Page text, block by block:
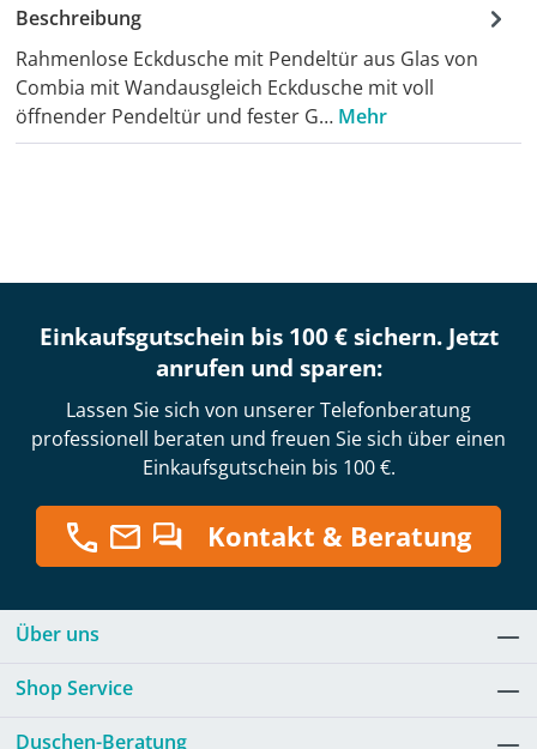
Beschreibung
Rahmenlose Eckdusche mit Pendeltür aus Glas von
Combia mit Wandausgleich Eckdusche mit voll
öffnender Pendeltür und fester G… Mehr
Einkaufsgutschein bis 100 € sichern. Jetzt
anrufen und sparen:
Lassen Sie sich von unserer Telefonberatung
professionell beraten und freuen Sie sich über einen
Einkaufsgutschein bis 100 €.
Kontakt & Beratung
Über uns
Shop Service
Duschen-Beratung